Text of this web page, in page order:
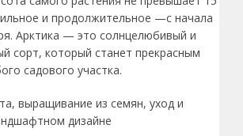
и продолжительное —с начала
Арктика — это солнцелюбивый и
сорт, который станет прекрасным
садового участка.